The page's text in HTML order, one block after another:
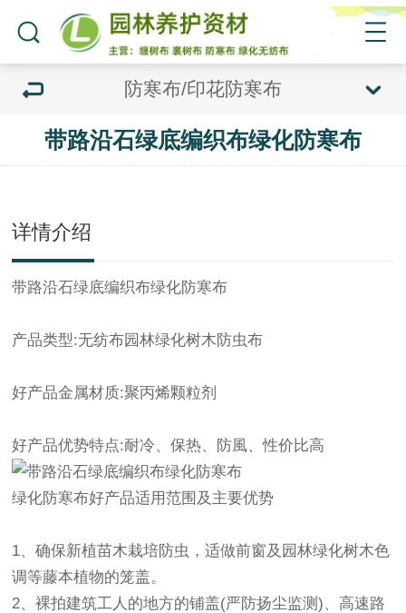
防寒布/印花防寒布
带路沿石绿底编织布绿化防寒布
详情介绍
带路沿石绿底编织布绿化防寒布
产品类型:无纺布园林绿化树木防虫布
好产品金属材质:聚丙烯颗粒剂
好产品优势特点:耐冷、保热、防風、性价比高
绿化防寒布好产品适用范围及主要优势
1、确保新植苗木栽培防虫，适做前窗及园林绿化树木色
调等藤本植物的笼盖。
2、裸拍建筑工人的地方的铺盖(严防扬尘监测)、高速路